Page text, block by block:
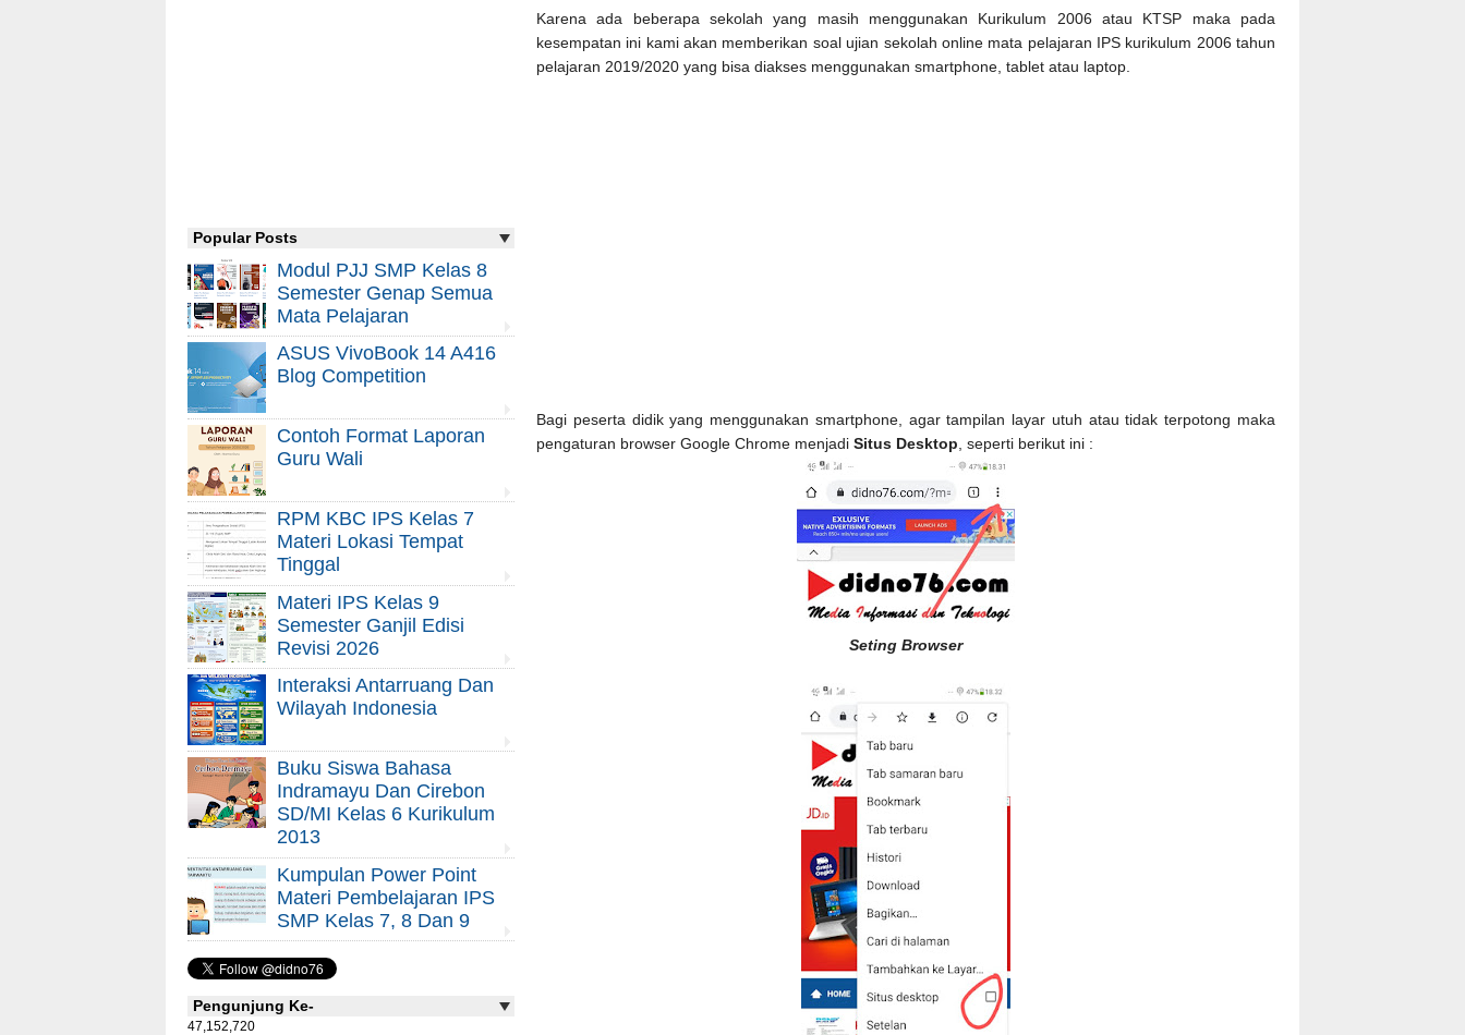
Karena ada beberapa sekolah yang masih menggunakan Kurikulum 2006 atau KTSP maka pada
kesempatan ini kami akan memberikan soal ujian sekolah online mata pelajaran IPS kurikulum 2006 tahun
pelajaran 2019/2020 yang bisa diakses menggunakan smartphone, tablet atau laptop.
Bagi peserta didik yang menggunakan smartphone, agar tampilan layar utuh atau tidak terpotong maka
pengaturan browser Google Chrome menjadi Situs Desktop , seperti berikut ini :
Seting Browser
Popular Posts
Modul PJJ SMP Kelas 8
Semester Genap Semua
Mata Pelajaran
ASUS VivoBook 14 A416
Blog Competition
Contoh Format Laporan
Guru Wali
RPM KBC IPS Kelas 7
Materi Lokasi Tempat
Tinggal
Materi IPS Kelas 9
Semester Ganjil Edisi
Revisi 2026
Interaksi Antarruang Dan
Wilayah Indonesia
Buku Siswa Bahasa
Indramayu Dan Cirebon
SD/MI Kelas 6 Kurikulum
2013
Kumpulan Power Point
Materi Pembelajaran IPS
SMP Kelas 7, 8 Dan 9
Pengunjung Ke-
47,152,720